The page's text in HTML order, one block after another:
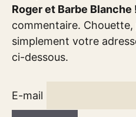
Roger et Barbe Blanche
commentaire. Chouette,
simplement votre
ci-dessous.
E-mail